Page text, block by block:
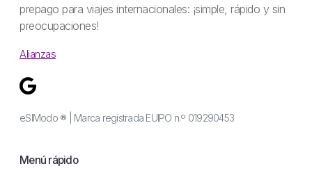
prepago para viajes internacionales: ¡simple, rápido y sin
preocupaciones!
Alianzas
eSIModo ® | Marca registrada EUIPO n.º 019290453
Menú rápido